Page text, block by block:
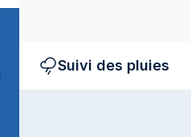
Suivi des pluies